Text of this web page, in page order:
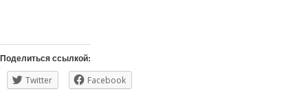
Поделиться ссылкой:
Twitter Facebook